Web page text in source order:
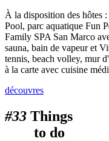
À la disposition des hôtes
Pool, parc aquatique Fun
Family SPA San Marco
sauna, bain de vapeur et
tennis, beach volley, mur
à la carte avec cuisine
découvres
#33 Things
to do